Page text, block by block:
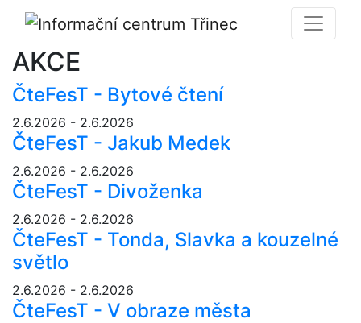
AKCE
ČteFesT - Bytové čtení
2.6.2026 - 2.6.2026
ČteFesT - Jakub Medek
2.6.2026 - 2.6.2026
ČteFesT - Divoženka
2.6.2026 - 2.6.2026
ČteFesT - Tonda, Slavka a kouzelné
světlo
2.6.2026 - 2.6.2026
ČteFesT - V obraze města